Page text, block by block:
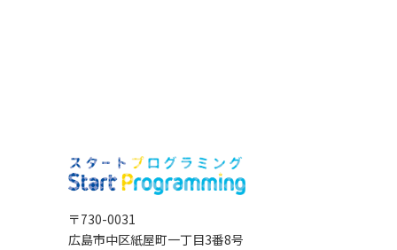
〒730-0031
広島市中区紙屋町一丁目3番8号